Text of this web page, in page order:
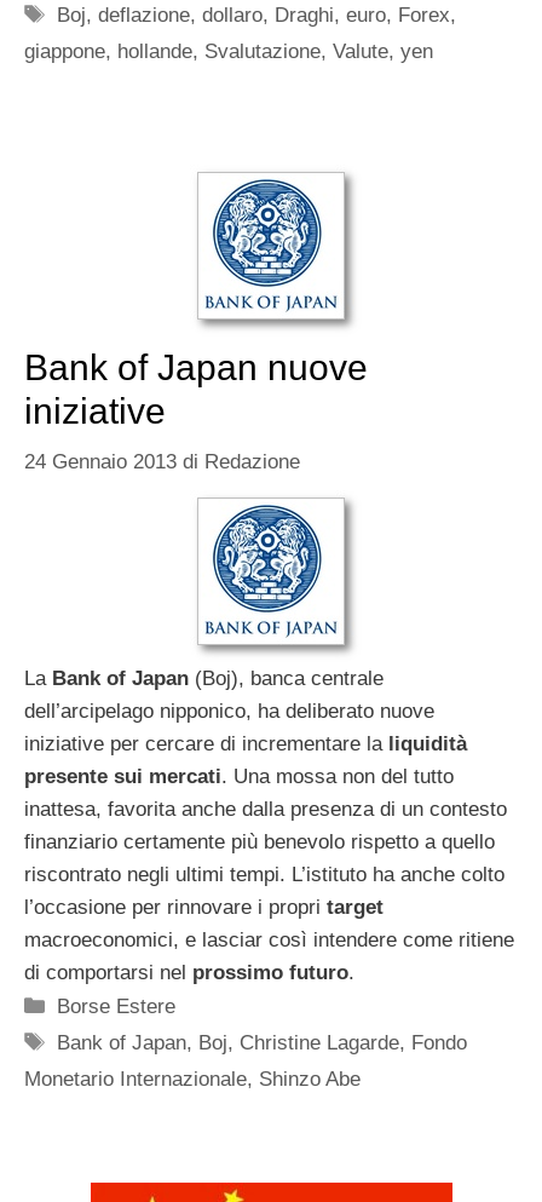
Tag
Boj,deflazione,dollaro, Draghi,euro, Forex,
giappone, hollande, Svalutazione, Valute, yen
Bank of Japan nuove
iniziative
24 Gennaio 2013 di Redazione
La Bank of Japan (Boj), banca centrale
dell’arcipelago nipponico, ha deliberato nuove
iniziative per cercare di incrementare la liquidità
presente sui mercati. Una mossa non del tutto
inattesa, favorita anche dalla presenza di un contesto
finanziario certamente più benevolo rispetto a quello
riscontrato negli ultimi tempi. L’istituto ha anche colto
l’occasione per rinnovare i propri target
macroeconomici, e lasciar così intendere come ritiene
di comportarsi nel prossimo futuro.
Categorie
Borse Estere
Tag
Bank of Japan, Boj, Christine Lagarde, Fondo
Monetario Internazionale, Shinzo Abe